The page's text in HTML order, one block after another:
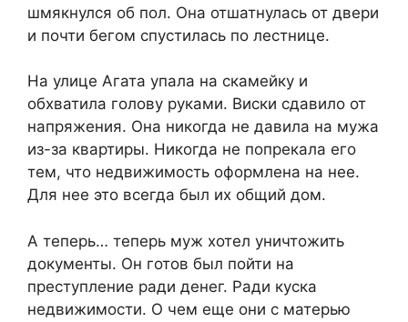
шмякнулся об пол. Она отшатнулась от двери
и почти бегом спустилась по лестнице.
На улице Агата упала на скамейку и
обхватила голову руками. Виски сдавило от
напряжения. Она никогда не давила на мужа
из-за квартиры. Никогда не попрекала его
тем, что недвижимость оформлена на нее.
Для нее это всегда был их общий дом.
А теперь… теперь муж хотел уничтожить
документы. Он готов был пойти на
преступление ради денег. Ради куска
недвижимости. О чем еще они с матерью